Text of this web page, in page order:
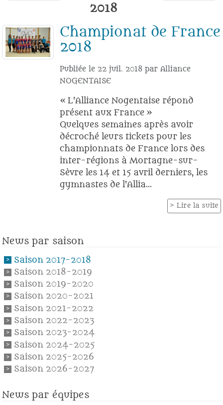
2018
Championat de France
2018
Publiée le 22 juil. 2018 par Alliance
NOGENTAISE
« L'Alliance Nogentaise répond
présent aux France »
Quelques semaines après avoir
décroché leurs tickets pour les
championnats de France lors des
inter-régions à Mortagne-sur-
Sèvre les 14 et 15 avril derniers, les
gymnastes de l'Allia...
Lire la suite
News par saison
Saison 2017-2018
Saison 2018-2019
Saison 2019-2020
Saison 2020-2021
Saison 2021-2022
Saison 2022-2023
Saison 2023-2024
Saison 2024-2025
Saison 2025-2026
Saison 2026-2027
News par équipes